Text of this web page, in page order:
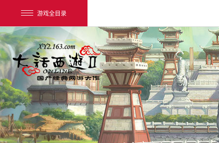
游戏全目录
网易游戏